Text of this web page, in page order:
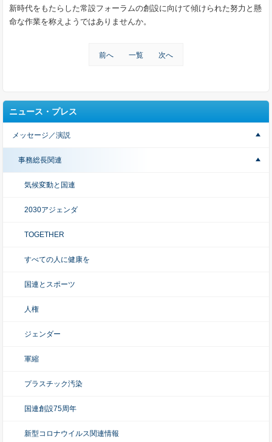
新時代をもたらした常設フォーラムの創設に向けて傾けられた努力と懸
命な作業を称えようではありませんか。
前へ 一覧 次へ
ニュース・プレス
メッセージ／演説
事務総長関連
気候変動と国連
2030アジェンダ
TOGETHER
すべての人に健康を
国連とスポーツ
人権
ジェンダー
軍縮
プラスチック汚染
国連創設75周年
新型コロナウイルス関連情報